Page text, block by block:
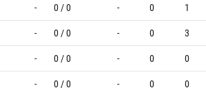
- 0 / 0 - 0 1
- 0 / 0 - 0 3
- 0 / 0 - 0 0
- 0 / 0 - 0 0